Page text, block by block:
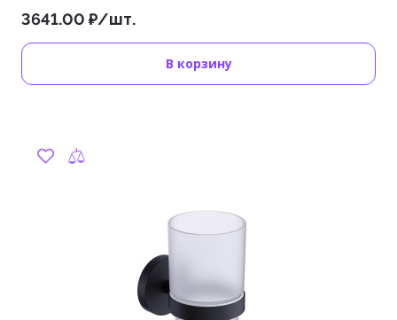
3641.00 ₽/шт.
В корзину